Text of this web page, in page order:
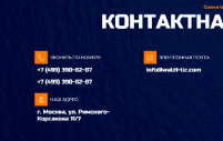
Отправляя